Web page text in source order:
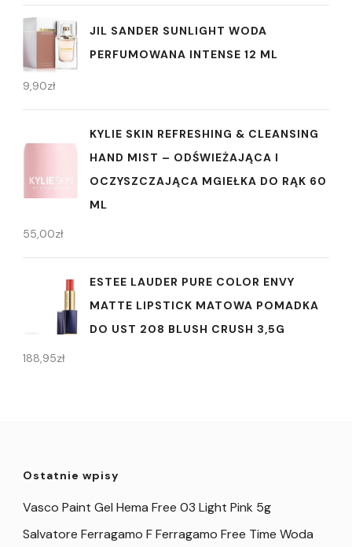
JIL SANDER SUNLIGHT WODA
PERFUMOWANA INTENSE 12 ML
9,90zł
KYLIE SKIN REFRESHING & CLEANSING
HAND MIST – ODŚWIEŻAJĄCA I
OCZYSZCZAJĄCA MGIEŁKA DO RĄK 60
ML
55,00zł
ESTEE LAUDER PURE COLOR ENVY
MATTE LIPSTICK MATOWA POMADKA
DO UST 208 BLUSH CRUSH 3,5G
188,95zł
Ostatnie wpisy
Vasco Paint Gel Hema Free 03 Light Pink 5g
Salvatore Ferragamo F Ferragamo Free Time Woda